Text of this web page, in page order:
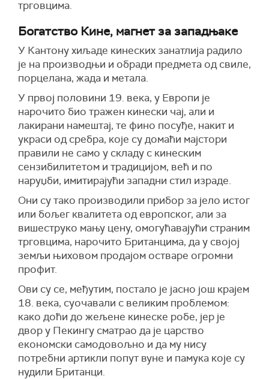
трговцима.
Богатство Кине, магнет за западњаке
У Кантону хиљаде кинеских занатлија радило
је на производњи и обради предмета од свиле,
порцелана, жада и метала.
У првој половини 19. века, у Европи је
нарочито био тражен кинески чај, али и
лакирани намештај, те фино посуђе, накит и
украси од сребра, које су домаћи мајстори
правили не само у складу с кинеским
сензибилитетом и традицијом, већ и по
наруџби, имитирајући западни стил израде.
Они су тако производили прибор за јело истог
или бољег квалитета од европског, али за
вишеструко мању цену, омогућавајући страним
трговцима, нарочито Британцима, да у својој
земљи њиховом продајом остваре огромни
профит.
Ови су се, међутим, постало је јасно још крајем
18. века, суочавали с великим проблемом:
како доћи до жељене кинеске робе, јер је
двор у Пекингу сматрао да је царство
економски самодовољно и да му нису
потребни артикли попут вуне и памука које су
нудили Британци.